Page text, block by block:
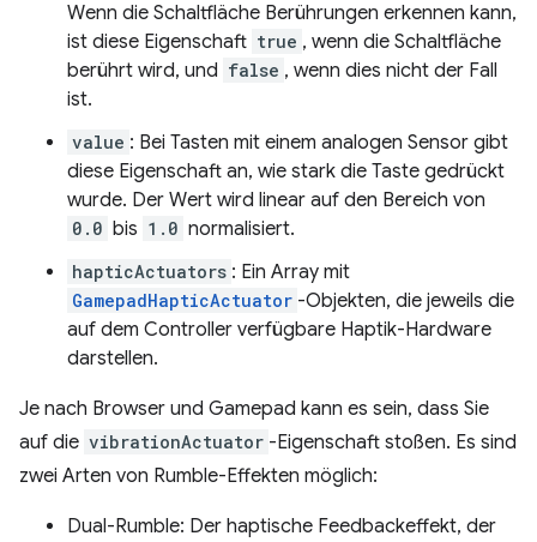
Wenn die Schaltfläche Berührungen erkennen kann,
ist diese Eigenschaft true , wenn die Schaltfläche
berührt wird, und false , wenn dies nicht der Fall
ist.
value : Bei Tasten mit einem analogen Sensor gibt
diese Eigenschaft an, wie stark die Taste gedrückt
wurde. Der Wert wird linear auf den Bereich von
0.0 bis 1.0 normalisiert.
hapticActuators : Ein Array mit
GamepadHapticActuator -Objekten, die jeweils die
auf dem Controller verfügbare Haptik-Hardware
darstellen.
Je nach Browser und Gamepad kann es sein, dass Sie
auf die vibrationActuator -Eigenschaft stoßen. Es sind
zwei Arten von Rumble-Effekten möglich:
Dual-Rumble: Der haptische Feedbackeffekt, der